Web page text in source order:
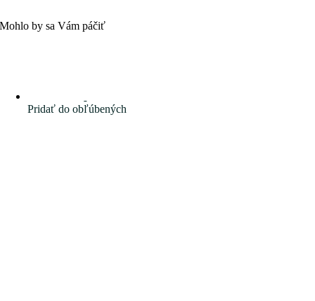
Mohlo by sa Vám páčiť
Pridať do obľúbených